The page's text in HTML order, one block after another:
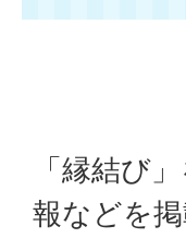
「縁結び
報などを